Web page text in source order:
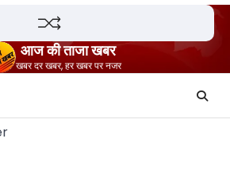
आज की ताजा खबर
खबर दर खबर, हर खबर पर नजर